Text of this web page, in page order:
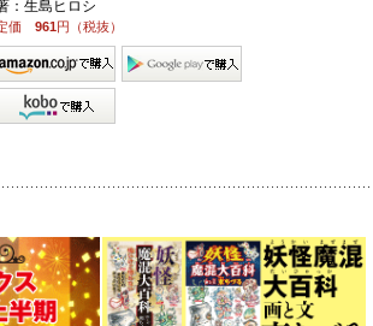
：生島ヒロシ
価961円（税抜）